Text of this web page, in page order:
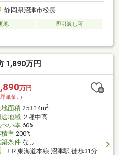
静岡県沼津市松長
地
即引渡し可
1,890万円
万円
坪単価:-）
地面積258.14m2
途地域２種中高
ぺい率60%
積率200%
築条件なし
ＪＲ東海道本線 沼津駅 徒歩31分